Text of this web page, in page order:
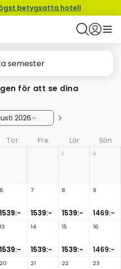
betygsatta hotell
semester
för att se dina
2026
Tor Fre Lör Sön
1 2
6
1539:-
7
1539:-
8
1539:-
9
1469:-
13
1539:-
14
1539:-
15
1539:-
16
1469:-
20 21 22 23